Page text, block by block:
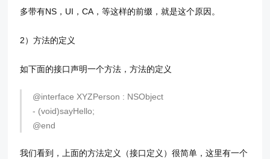
多带有NS，UI，CA，等这样的前缀，就是这个原因。
2）方法的定义
如下面的接口声明一个方法，方法的定义
@interface XYZPerson : NSObject
- (void)sayHello;
@end
我们看到，上面的方法定义（接口定义）很简单，这里有一个